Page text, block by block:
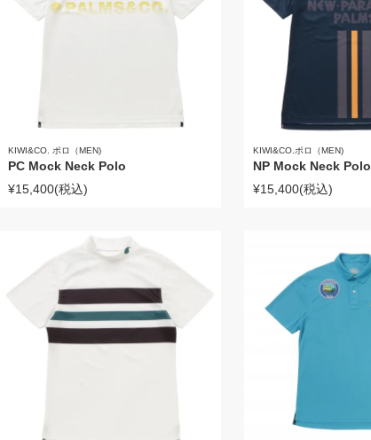
KIWI&CO. ポロ（MEN)
PC Mock Neck Polo
¥15,400(税込)
KIWI&CO.ポロ（MEN)
NP Mock Neck Polo
¥15,400(税込)